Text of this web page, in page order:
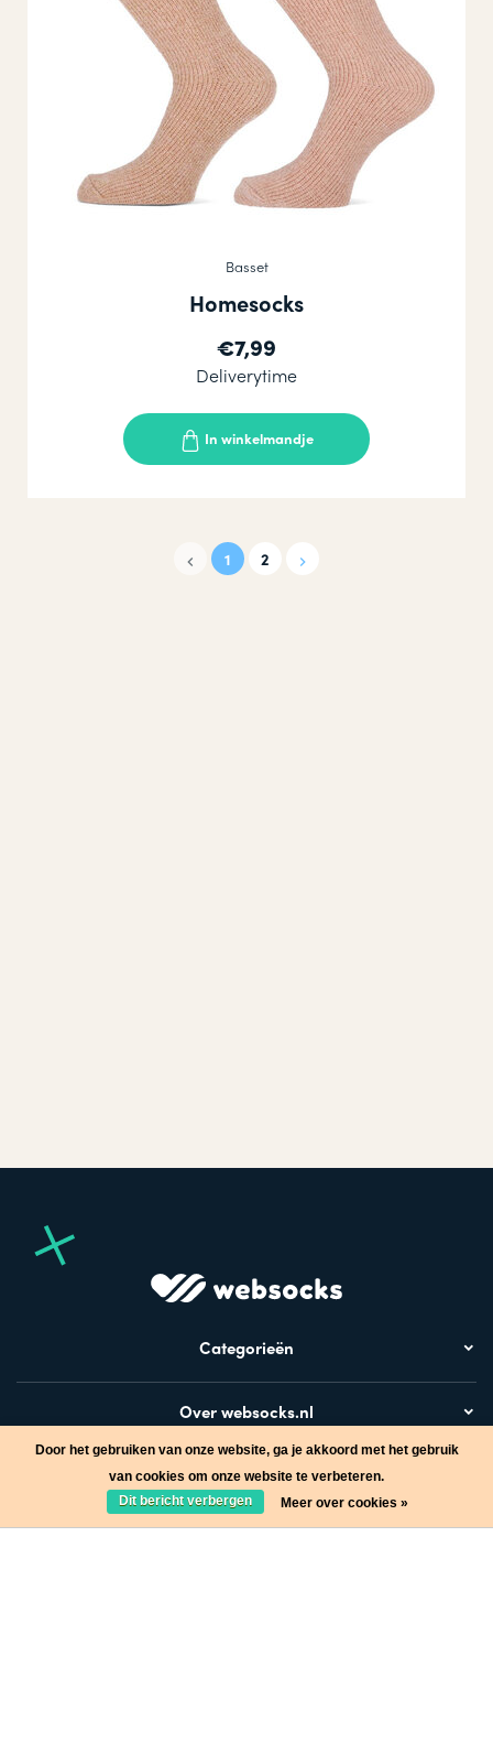
Basset
Homesocks
€7,99
Deliverytime
In winkelmandje
1 2
Categorieën
Over websocks.nl
Bezoek ook
Door het gebruiken van onze website, ga je akkoord met het gebruik
van cookies om onze website te verbeteren.
Dit bericht verbergen
Meer over cookies »